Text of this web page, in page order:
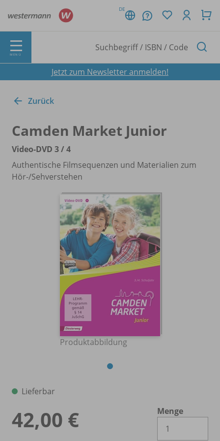
DE
MENÜ
Jetzt zum Newsletter anmelden!
Zurück
Camden Market Junior
Video-DVD 3 /4
Authentische Filmsequenzen und Materialien zum
Hör-/Sehverstehen
Produktabbildung
Lieferbar
42,00 €
Menge